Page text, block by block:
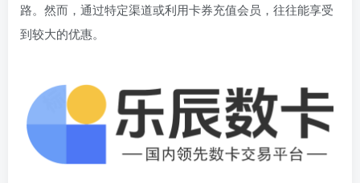
路。然而，通过特定渠道或利用卡券充值会员，往往能享受
到较大的优惠。